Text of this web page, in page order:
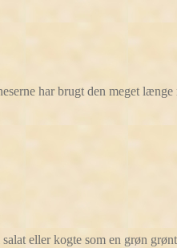
har brugt den meget længe
eller kogte som en grøn